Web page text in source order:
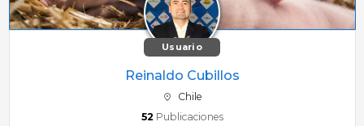
Usuario
Reinaldo Cubillos
Chile
52 Publicaciones